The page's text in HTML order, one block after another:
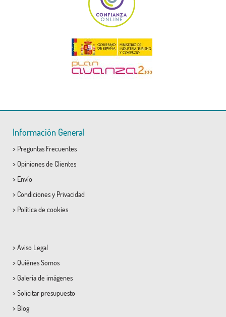
Información General
> Preguntas Frecuentes
> Opiniones de Clientes
> Envío
> Condicionesy Privacidad
> Política de cookies
> Aviso Legal
> Quiénes Somos
> Galería de imágenes
> Solicitar presupuesto
> Blog